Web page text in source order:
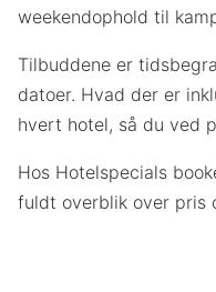
weekendophold til
Tilbuddene er
datoer. Hvad der er
hvert hotel, så du ved
Hos Hotelspecials
fuldt overblik over pris